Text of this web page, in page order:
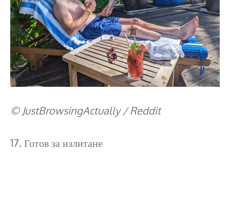
© JustBrowsingActually / Reddit
17. Готов за излитане